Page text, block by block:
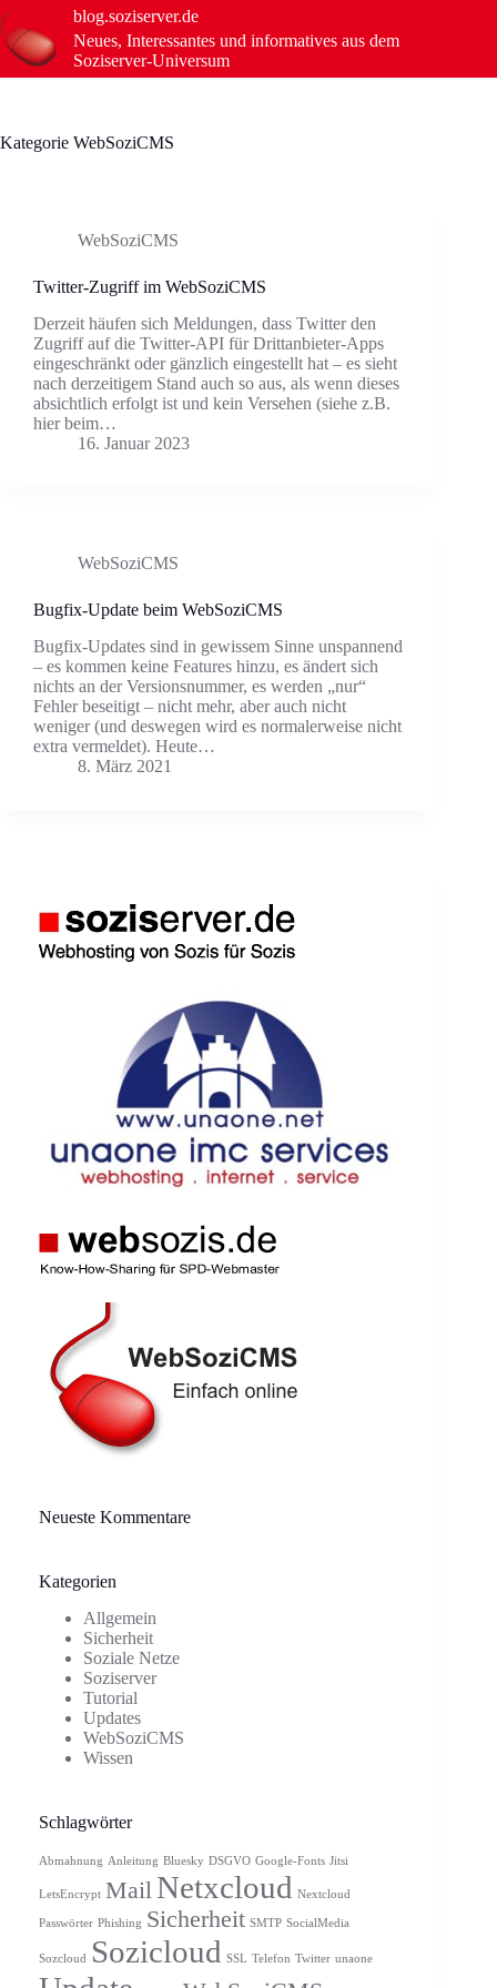
Zum
Inhalt
springen
blog.soziserver.de
Neues, Interessantes und informatives aus dem
Soziserver-Universum
Kategorie WebSoziCMS
WebSoziCMS
Twitter-Zugriff im WebSoziCMS
Derzeit häufen sich Meldungen, dass Twitter den
Zugriff auf die Twitter-API für Drittanbieter-Apps
eingeschränkt oder gänzlich eingestellt hat – es sieht
nach derzeitigem Stand auch so aus, als wenn dieses
absichtlich erfolgt ist und kein Versehen (siehe z.B.
hier beim…
16. Januar 2023
WebSoziCMS
Bugfix-Update beim WebSoziCMS
Bugfix-Updates sind in gewissem Sinne unspannend
– es kommen keine Features hinzu, es ändert sich
nichts an der Versionsnummer, es werden „nur“
Fehler beseitigt – nicht mehr, aber auch nicht
weniger (und deswegen wird es normalerweise nicht
extra vermeldet). Heute…
8. März 2021
Neueste Kommentare
Kategorien
Allgemein
Sicherheit
Soziale Netze
Soziserver
Tutorial
Updates
WebSoziCMS
Wissen
Schlagwörter
Abmahnung Anleitung Bluesky DSGVO Google-Fonts Jitsi
LetsEncrypt Mail Netxcloud Nextcloud
Passwörter Phishing Sicherheit SMTP SocialMedia
Sozcloud Sozicloud SSL Telefon Twitter unaone